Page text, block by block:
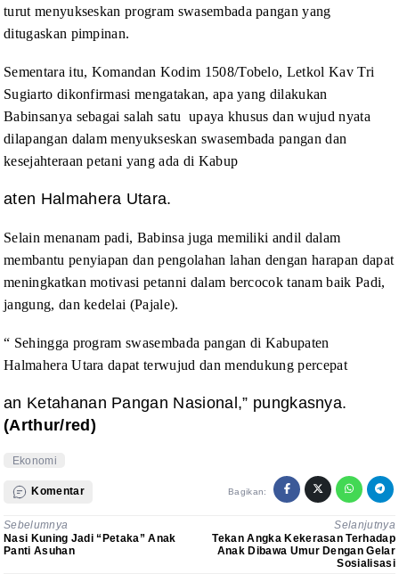
turut menyukseskan program swasembada pangan yang
ditugaskan pimpinan.
Sementara itu, Komandan Kodim 1508/Tobelo, Letkol KavTri
Sugiarto dikonfirmasi mengatakan, apa yang dilakukan
Babinsanya sebagai salah satu upaya khusus dan wujud nyata
dilapangan dalam menyukseskan swasembada pangan dan
kesejahteraan petani yang ada di Kabup
aten Halmahera Utara.
Selain menanam padi, Babinsa juga memiliki andil dalam
membantu penyiapan dan pengolahan lahan dengan harapan dapat
meningkatkan motivasi petanni dalam bercocok tanam baik Padi,
jangung, dan kedelai (Pajale).
“ Sehingga program swasembada pangan di Kabupaten
Halmahera Utara dapat terwujud dan mendukung percepat
an Ketahanan Pangan Nasional,” pungkasnya.
(Arthur/red)
Ekonomi
Komentar Bagikan:
Sebelumnya
Nasi Kuning Jadi “Petaka” Anak
Panti Asuhan
Selanjutnya
Tekan Angka Kekerasan Terhadap
Anak Dibawa Umur Dengan Gelar
Sosialisasi